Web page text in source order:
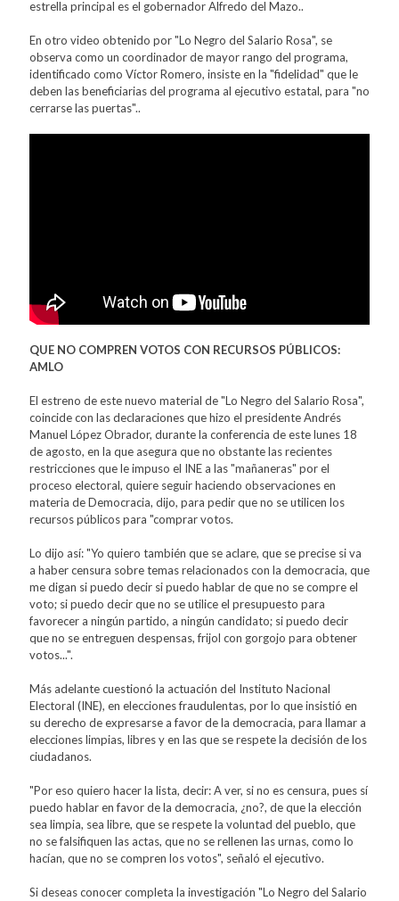
estrella principal es el gobernador Alfredo del Mazo..
En otro video obtenido por "Lo Negro del Salario Rosa", se
observa como un coordinador de mayor rango del programa,
identificado como Víctor Romero, insiste en la "fidelidad" que le
deben las beneficiarias del programa al ejecutivo estatal, para "no
cerrarse las puertas"..
QUE NO COMPREN VOTOS CON RECURSOS PÚBLICOS:
AMLO
El estreno de este nuevo material de "Lo Negro del Salario Rosa",
coincide con las declaraciones que hizo el presidente Andrés
Manuel López Obrador, durante la conferencia de este lunes 18
de agosto, en la que asegura que no obstante las recientes
restricciones que le impuso el INE a las "mañaneras" por el
proceso electoral, quiere seguir haciendo observaciones en
materia de Democracia, dijo, para pedir que no se utilicen los
recursos públicos para "comprar votos.
Lo dijo así: "Yo quiero también que se aclare, que se precise si va
a haber censura sobre temas relacionados con la democracia, que
me digan si puedo decir si puedo hablar de que no se compre el
voto; si puedo decir que no se utilice el presupuesto para
favorecer a ningún partido, a ningún candidato; si puedo decir
que no se entreguen despensas, frijol con gorgojo para obtener
votos...".
Más adelante cuestionó la actuación del Instituto Nacional
Electoral (INE), en elecciones fraudulentas, por lo que insistió en
su derecho de expresarse a favor de la democracia, para llamar a
elecciones limpias, libres y en las que se respete la decisión de los
ciudadanos.
"Por eso quiero hacer la lista, decir: A ver, si no es censura, pues sí
puedo hablar en favor de la democracia, ¿no?, de que la elección
sea limpia, sea libre, que se respete la voluntad del pueblo, que
no se falsifiquen las actas, que no se rellenen las urnas, como lo
hacían, que no se compren los votos", señaló el ejecutivo.
Si deseas conocer completa la investigación "Lo Negro del Salario